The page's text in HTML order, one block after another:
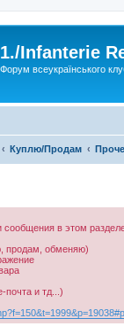
1./Infanterie
Форум всеукраїнського
Куплю/Продам
сообщения в этом
продам, обменяю)
почта и тд...)